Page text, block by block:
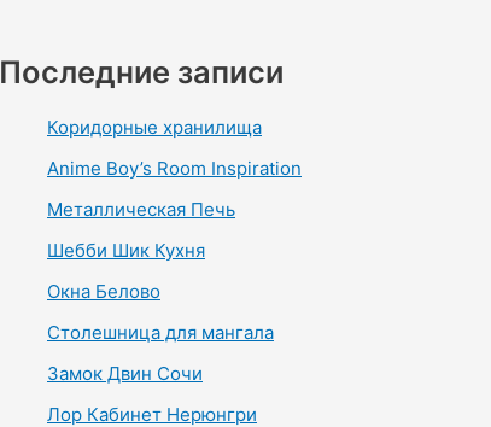
Последние записи
Коридорные хранилища
Anime Boy’s Room Inspiration
Металлическая Печь
Шебби Шик Кухня
Окна Белово
Столешница для мангала
Замок Двин Сочи
Лор Кабинет Нерюнгри